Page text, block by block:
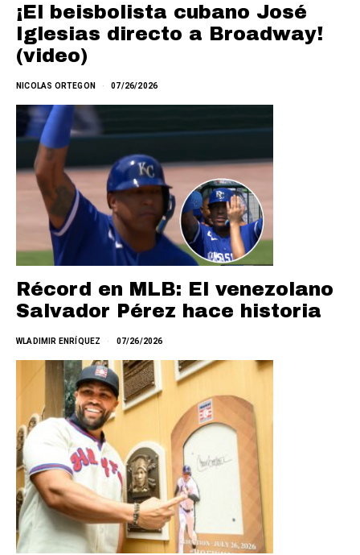
¡El beisbolista cubano José
Iglesias directo a Broadway!
(video)
NICOLAS ORTEGON 07/26/2026
Récord en MLB: El venezolano
Salvador Pérez hace historia
WLADIMIR ENRÍQUEZ 07/26/2026